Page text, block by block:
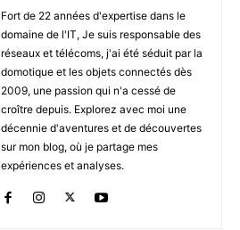
Fort de 22 années d'expertise dans le
domaine de l'IT, Je suis responsable des
réseaux et télécoms, j'ai été séduit par la
domotique et les objets connectés dès
2009, une passion qui n'a cessé de
croître depuis. Explorez avec moi une
décennie d'aventures et de découvertes
sur mon blog, où je partage mes
expériences et analyses.